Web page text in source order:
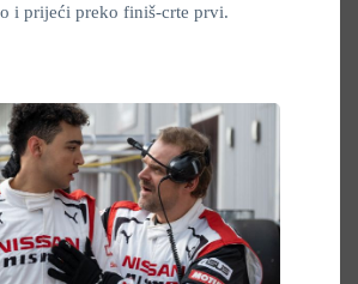
i prijeći preko finiš-crte prvi.